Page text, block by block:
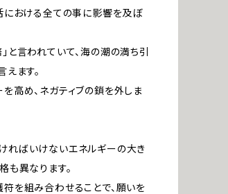
における全ての事に影響を及ぼ
言われていて、海の潮の満ち引
ます。
高め、ネガティブの鎖を外しま
ればいけないエネルギーの大き
も異なります。
を組み合わせることで、願いを